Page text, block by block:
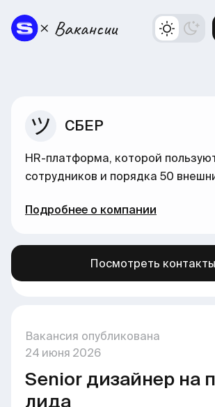
Вакансия опубликована
24 июня 2026
Senior дизайнер на
лида
СБЕР
HR-платформа, которой
сотрудников и порядка 50
Подробнее о компании
Посмотреть контакты
Больше вакансий в нашем